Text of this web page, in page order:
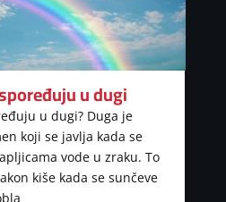
u dugi
u dugi? Duga je
koji se javlja kada se
vode u zraku. To
kiše kada se sunčeve